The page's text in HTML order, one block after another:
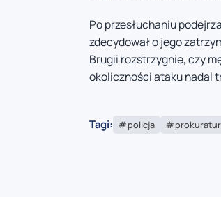
Po przesłuchaniu
zdecydował o jego
Brugii rozstrzygnie, czy
okoliczności ataku nadal
Tagi: policja